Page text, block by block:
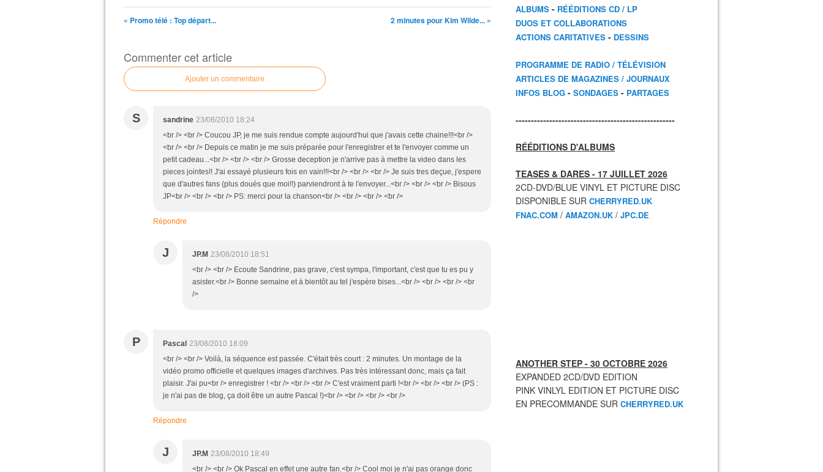
« Promo télé : Top départ... 2 minutes pour Kim Wilde... »
Commenter cet article
Ajouter un commentaire
S sandrine 23/08/2010 18:24
<br /> <br /> Coucou JP, je me suis rendue compte aujourd'hui que j'avais cette chaine!!!<br />
<br /> <br /> Depuis ce matin je me suis préparée pour l'enregistrer et te l'envoyer comme un
petit cadeau...<br /> <br /> <br /> Grosse deception je n'arrive pas à mettre la video dans les
pieces jointes!! J'ai essayé plusieurs fois en vain!!!<br /> <br /> <br /> Je suis tres deçue, j'espere
que d'autres fans (plus doués que moi!!) parviendront à te l'envoyer...<br /> <br /> <br /> Bisous
JP<br /> <br /> <br /> PS: merci pour la chanson<br /> <br /> <br /> <br />
Répondre
J JP.M 23/08/2010 18:51
<br /> <br /> Ecoute Sandrine, pas grave, c'est sympa, l'important, c'est que tu es pu y
asister.<br /> Bonne semaine et à bientôt au tel j'espère bises...<br /> <br /> <br /> <br
/>
P Pascal 23/08/2010 18:09
<br /> <br /> Voilà, la séquence est passée. C'était très court : 2 minutes. Un montage de la
vidéo promo officielle et quelques images d'archives. Pas très intéressant donc, mais ça fait
plaisir. J'ai pu<br /> enregistrer ! <br /> <br /> <br /> C'est vraiment parti !<br /> <br /> <br /> (PS :
je n'ai pas de blog, ça doit être un autre Pascal !)<br /> <br /> <br /> <br />
Répondre
J JP.M 23/08/2010 18:49
<br /> <br /> Ok Pascal en effet une autre fan.<br /> Cool moi je n'ai pas orange donc
ALBUMS - RÉÉDITIONS CD / LP
DUOS ET COLLABORATIONS
ACTIONS CARITATIVES - DESSINS
PROGRAMME DE RADIO / TÉLÉVISION
ARTICLES DE MAGAZINES / JOURNAUX
INFOS BLOG - SONDAGES - PARTAGES
----------------------------------------------------
RÉÉDITIONS D'ALBUMS
TEASES & DARES - 17 JUILLET 2026
2CD-DVD/BLUE VINYL ET PICTURE DISC
DISPONIBLE SUR CHERRYRED.UK
FNAC.COM / AMAZON.UK / JPC.DE
ANOTHER STEP - 30 OCTOBRE 2026
EXPANDED 2CD/DVD EDITION
PINK VINLYL EDITION ET PICTURE DISC
EN PRECOMMANDE SUR CHERRYRED.UK